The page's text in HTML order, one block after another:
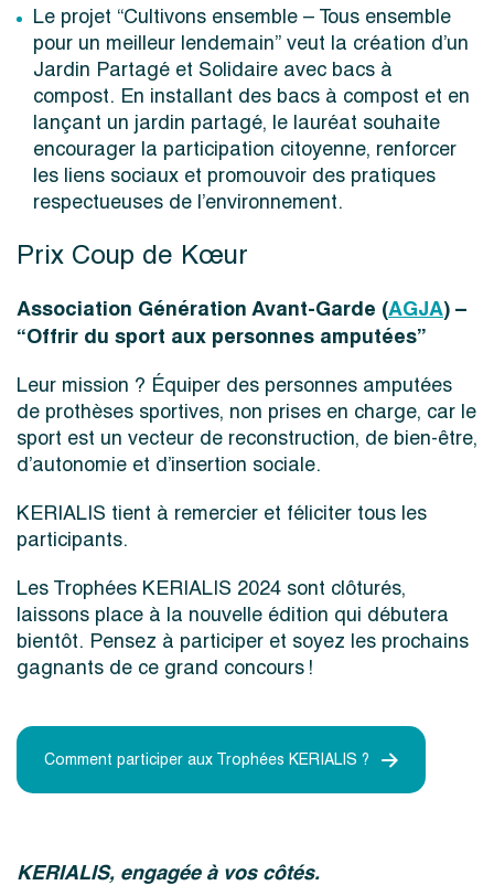
Le projet “Cultivons ensemble – Tous ensemble
pour un meilleur lendemain” veut la création d’un
Jardin Partagé et Solidaire avec bacs à
compost. En installant des bacs à compost et en
lançant un jardin partagé, le lauréat souhaite
encourager la participation citoyenne, renforcer
les liens sociaux et promouvoir des pratiques
respectueuses de l’environnement.
Prix Coup de Kœur
Association Génération Avant-Garde (AGJA) –
“Offrir du sport aux personnes amputées”
Leur mission ? Équiper des personnes amputées
de prothèses sportives, non prises en charge, car le
sport est un vecteur de reconstruction, de bien-être,
d’autonomie et d’insertion sociale.
KERIALIS tient à remercier et féliciter tous les
participants.
Les Trophées KERIALIS 2024 sont clôturés,
laissons place à la nouvelle édition qui débutera
bientôt. Pensez à participer et soyez les prochains
gagnants de ce grand concours !
Comment participer aux Trophées KERIALIS ?
KERIALIS, engagée à vos côtés.